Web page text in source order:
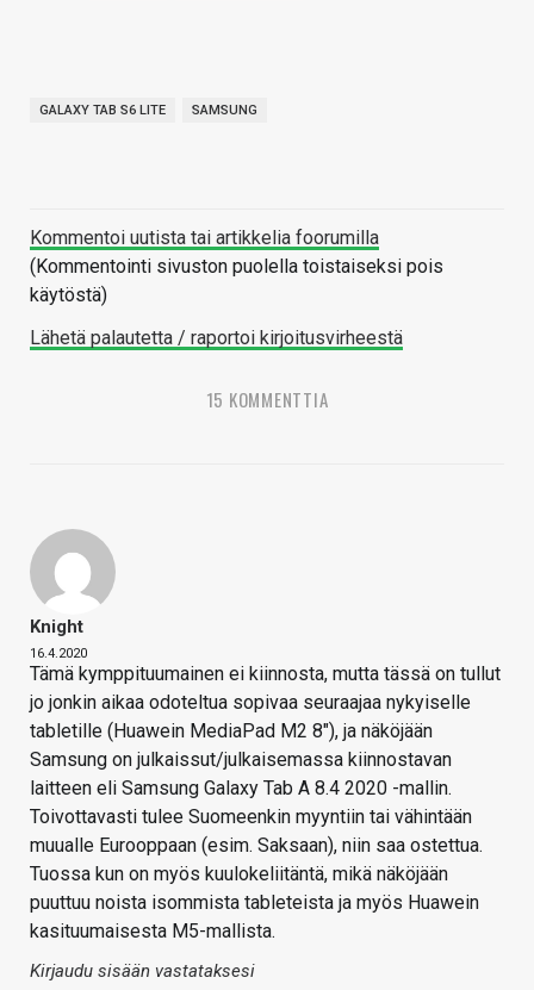
GALAXY TAB S6 LITE SAMSUNG
Kommentoi uutista tai artikkelia foorumilla
(Kommentointi sivuston puolella toistaiseksi pois
käytöstä)
Lähetä palautetta / raportoi kirjoitusvirheestä
15 KOMMENTTIA
Knight
16.4.2020
Tämä kymppituumainen ei kiinnosta, mutta tässä on tullut
jo jonkin aikaa odoteltua sopivaa seuraajaa nykyiselle
tabletille (Huawein MediaPad M2 8"), ja näköjään
Samsung on julkaissut/julkaisemassa kiinnostavan
laitteen eli Samsung Galaxy Tab A 8.4 2020 -mallin.
Toivottavasti tulee Suomeenkin myyntiin tai vähintään
muualle Eurooppaan (esim. Saksaan), niin saa ostettua.
Tuossa kun on myös kuulokeliitäntä, mikä näköjään
puuttuu noista isommista tableteista ja myös Huawein
kasituumaisesta M5-mallista.
Kirjaudu sisään vastataksesi